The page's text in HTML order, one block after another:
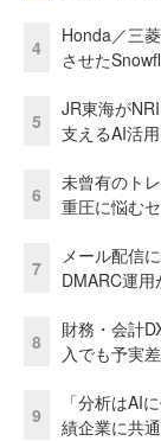
4
Honda／三
させた
5
JR東海が
支えるAI活
6
未曾有のト
重圧に悩む
7
メール配信
DMARC運
8
財務・会計
入でも予実
9
「分析はAI
績企業に共